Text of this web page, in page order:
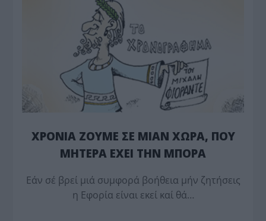
ΧΡΟΝΙΑ ΖΟΥΜΕ ΣΕ ΜΙΑΝ ΧΩΡΑ, ΠΟΥ
ΜΗΤΕΡΑ ΕΧΕΙ ΤΗΝ ΜΠΟΡΑ
Εάν σέ βρεί μιά συμφορά βοήθεια μήν ζητήσεις
η Εφορία είναι εκεί καί θά…